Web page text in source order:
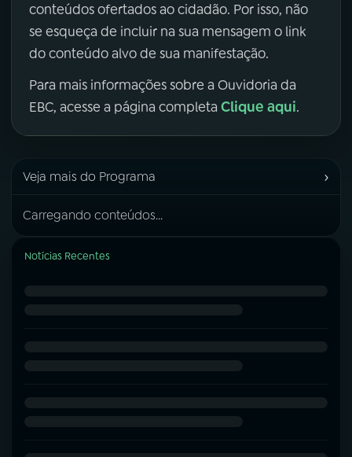
conteúdos ofertados ao cidadão. Por isso, não
se esqueça de incluir na sua mensagem o link
do conteúdo alvo de sua manifestação.
Para mais informações sobre a Ouvidoria da
EBC, acesse a página completa Clique aqui.
Veja mais do Programa ›
Carregando conteúdos...
Notícias Recentes